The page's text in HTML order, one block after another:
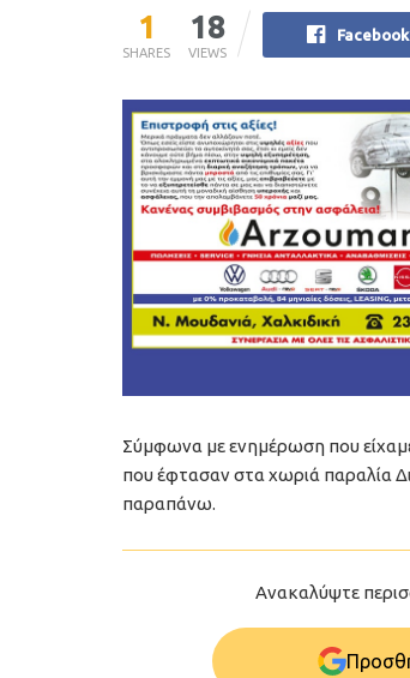
1
SHARES
18
VIEWS
Facebook
Σύμφωνα με ενημέρωση που
που έφτασαν στα χωριά παραλία
παραπάνω.
Ανακαλύψτε